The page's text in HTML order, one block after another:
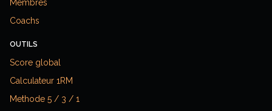
Membres
Coachs
OUTILS
Score global
Calculateur 1RM
Methode 5 / 3 / 1